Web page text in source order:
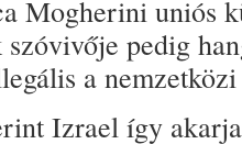
Mogherini uniós
pedig
a
Izrael így